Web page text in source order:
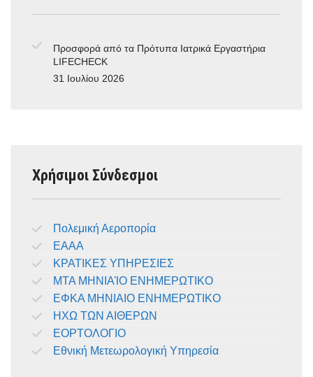
Προσφορά από τα Πρότυπα Ιατρικά Εργαστήρια
LIFECHECK
31 Ιουλίου 2026
Χρήσιμοι Σύνδεσμοι
Πολεμική Αεροπορία
ΕΑΑΑ
ΚΡΑΤΙΚΕΣ ΥΠΗΡΕΣΙΕΣ
ΜΤΑ ΜΗΝΙΑΊΟ ΕΝΗΜΕΡΩΤΙΚΟ
ΕΦΚΑ ΜΗΝΙΑΙΟ ΕΝΗΜΕΡΩΤΙΚΟ
ΗΧΩ ΤΩΝ ΑΙΘΕΡΩΝ
ΕΟΡΤΟΛΟΓΙΟ
Εθνική Μετεωρολογική Υπηρεσία